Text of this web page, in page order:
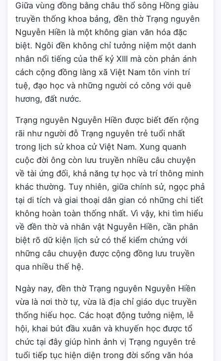
Giữa vùng đồng bằng châu thổ sông Hồng giàu
truyền thống khoa bảng, đền thờ Trạng nguyên
Nguyễn Hiền là một không gian văn hóa đặc
biệt. Ngôi đền không chỉ tưởng niệm một danh
nhân nổi tiếng của thế kỷ XIII mà còn phản ánh
cách cộng đồng làng xã Việt Nam tôn vinh trí
tuệ, đạo học và những người có công với quê
hương, đất nước.
Trạng nguyên Nguyễn Hiền được biết đến rộng
rãi như người đỗ Trạng nguyên trẻ tuổi nhất
trong lịch sử khoa cử Việt Nam. Xung quanh
cuộc đời ông còn lưu truyền nhiều câu chuyện
về tài ứng đối, khả năng tự học và trí thông minh
khác thường. Tuy nhiên, giữa chính sử, ngọc phả
tại di tích và giai thoại dân gian có những chi tiết
không hoàn toàn thống nhất. Vì vậy, khi tìm hiểu
về đền thờ và nhân vật Nguyễn Hiền, cần phân
biệt rõ dữ kiện lịch sử có thể kiểm chứng với
những câu chuyện được cộng đồng lưu truyền
qua nhiều thế hệ.
Ngày nay, đền thờ Trạng nguyên Nguyễn Hiền
vừa là nơi thờ tự, vừa là địa chỉ giáo dục truyền
thống hiếu học. Các hoạt động tưởng niệm, lễ
hội, khai bút đầu xuân và khuyến học được tổ
chức tại đây giúp hình ảnh vị Trạng nguyên trẻ
tuổi tiếp tục hiện diện trong đời sống văn hóa